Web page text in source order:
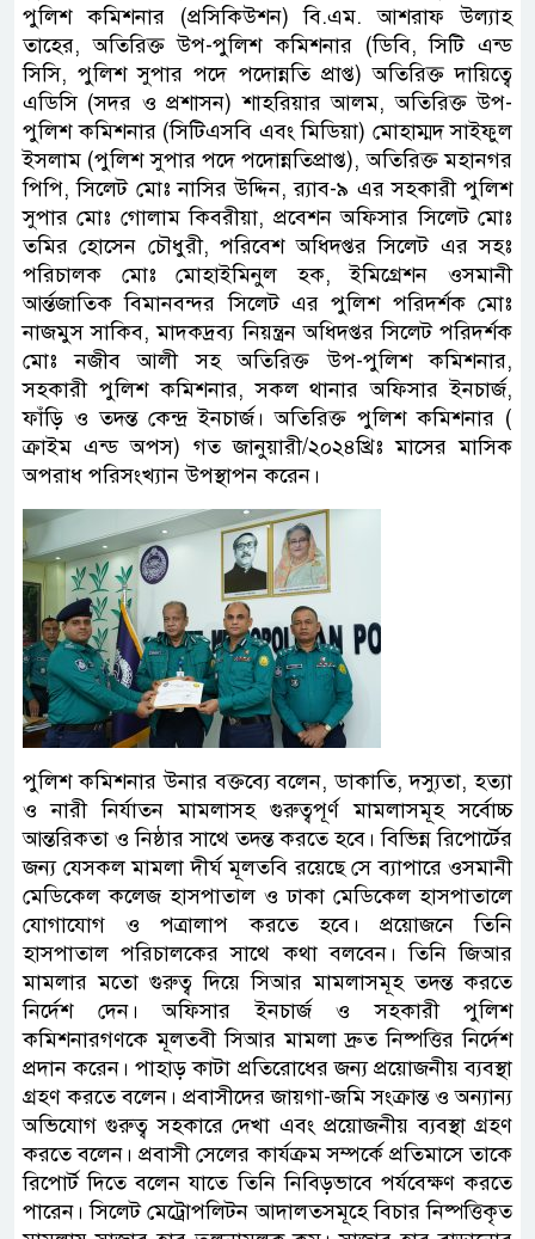
পুলিশ কমিশনার (প্রসিকিউশন) বি.এম. আশরাফ উল্যাহ
তাহের, অতিরিক্ত উপ-পুলিশ কমিশনার (ডিবি, সিটি এন্ড
সিসি, পুলিশ সুপার পদে পদোন্নতি প্রাপ্ত) অতিরিক্ত দায়িত্বে
এডিসি (সদর ও প্রশাসন) শাহরিয়ার আলম, অতিরিক্ত উপ-
পুলিশ কমিশনার (সিটিএসবি এবং মিডিয়া) মোহাম্মদ সাইফুল
ইসলাম (পুলিশ সুপার পদে পদোন্নতিপ্রাপ্ত), অতিরিক্ত মহানগর
পিপি, সিলেট মোঃ নাসির উদ্দিন, র‍‍্যাব-৯ এর সহকারী পুলিশ
সুপার মোঃ গোলাম কিবরীয়া, প্রবেশন অফিসার সিলেট মোঃ
তমির হোসেন চৌধুরী, পরিবেশ অধিদপ্তর সিলেট এর সহঃ
পরিচালক মোঃ মোহাইমিনুল হক, ইমিগ্রেশন ওসমানী
আর্ন্তজাতিক বিমানবন্দর সিলেট এর পুলিশ পরিদর্শক মোঃ
নাজমুস সাকিব, মাদকদ্রব্য নিয়ন্ত্রন অধিদপ্তর সিলেট পরিদর্শক
মোঃ নজীব আলী সহ অতিরিক্ত উপ-পুলিশ কমিশনার,
সহকারী পুলিশ কমিশনার, সকল থানার অফিসার ইনচার্জ,
ফাঁড়ি ও তদন্ত কেন্দ্র ইনচার্জ। অতিরিক্ত পুলিশ কমিশনার (
ক্রাইম এন্ড অপস) গত জানুয়ারী/২০২৪খ্রিঃ মাসের মাসিক
অপরাধ পরিসংখ্যান উপস্থাপন করেন।
পুলিশ কমিশনার উনার বক্তব্যে বলেন, ডাকাতি, দস্যুতা, হত্যা
ও নারী নির্যাতন মামলাসহ গুরুত্বপূর্ণ মামলাসমূহ সর্বোচ্চ
আন্তরিকতা ও নিষ্ঠার সাথে তদন্ত করতে হবে। বিভিন্ন রিপোর্টের
জন্য যেসকল মামলা দীর্ঘ মূলতবি রয়েছে সে ব্যাপারে ওসমানী
মেডিকেল কলেজ হাসপাতাল ও ঢাকা মেডিকেল হাসপাতালে
যোগাযোগ ও পত্রালাপ করতে হবে। প্রয়োজনে তিনি
হাসপাতাল পরিচালকের সাথে কথা বলবেন। তিনি জিআর
মামলার মতো গুরুত্ব দিয়ে সিআর মামলাসমূহ তদন্ত করতে
নির্দেশ দেন। অফিসার ইনচার্জ ও সহকারী পুলিশ
কমিশনারগণকে মূলতবী সিআর মামলা দ্রুত নিষ্পত্তির নির্দেশ
প্রদান করেন। পাহাড় কাটা প্রতিরোধের জন্য প্রয়োজনীয় ব্যবস্থা
গ্রহণ করতে বলেন। প্রবাসীদের জায়গা-জমি সংক্রান্ত ও অন্যান্য
অভিযোগ গুরুত্ব সহকারে দেখা এবং প্রয়োজনীয় ব্যবস্থা গ্রহণ
করতে বলেন। প্রবাসী সেলের কার্যক্রম সম্পর্কে প্রতিমাসে তাকে
রিপোর্ট দিতে বলেন যাতে তিনি নিবিড়ভাবে পর্যবেক্ষণ করতে
পারেন। সিলেট মেট্রোপলিটন আদালতসমূহে বিচার নিষ্পত্তিকৃত